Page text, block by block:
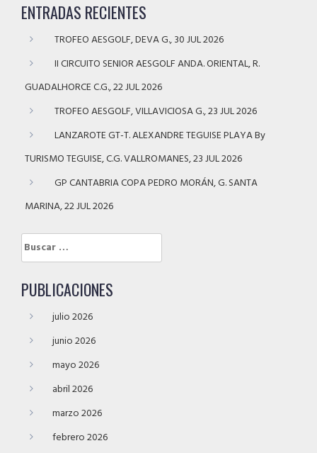
ENTRADAS RECIENTES
TROFEO AESGOLF, DEVA G., 30 JUL 2026
II CIRCUITO SENIOR AESGOLF ANDA. ORIENTAL, R.
GUADALHORCE C.G., 22 JUL 2026
TROFEO AESGOLF, VILLAVICIOSA G., 23 JUL 2026
LANZAROTE GT-T. ALEXANDRE TEGUISE PLAYA By
TURISMO TEGUISE, C.G. VALLROMANES, 23 JUL 2026
GP CANTABRIA COPA PEDRO MORÁN, G. SANTA
MARINA, 22 JUL 2026
Buscar:
PUBLICACIONES
julio 2026
junio 2026
mayo 2026
abril 2026
marzo 2026
febrero 2026